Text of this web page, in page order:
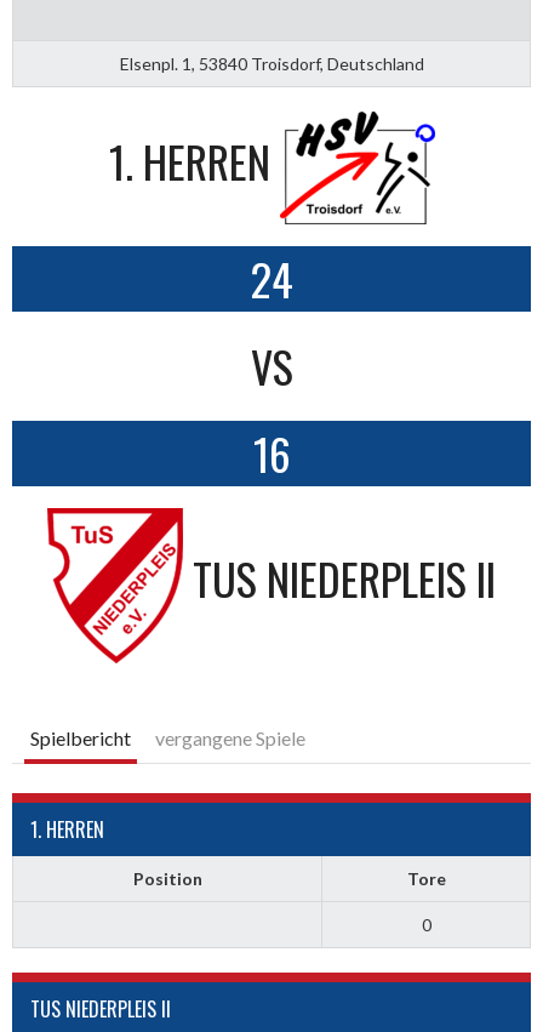
Elsenpl. 1, 53840 Troisdorf, Deutschland
1. HERREN
24
VS
16
TUS NIEDERPLEIS II
Spielbericht vergangene Spiele
1. HERREN
Position Tore
0
TUS NIEDERPLEIS II